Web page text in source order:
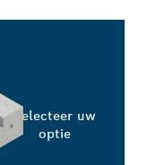
Selecteer uw
optie